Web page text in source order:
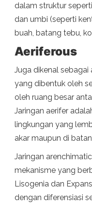
dalam struktur
dan umbi (seperti
buah, batang tebu,
Aeriferous
Juga dikenal sebagai
yang dibentuk oleh
oleh ruang besar
Jaringan aerifer
lingkungan yang
akar maupun di
Jaringan
mekanisme yang
Lisogenia dan
dengan diferensiasi